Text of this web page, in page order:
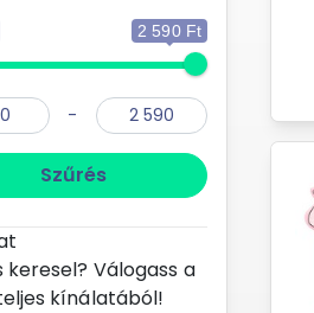
2 590 Ft
-
Szűrés
keresel? Válogass a
kínálatából!